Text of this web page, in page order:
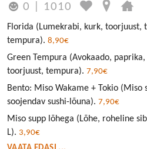
0 1010
Florida (Lumekrabi, kurk, toorjuust,
tempura). 8,90€
Green Tempura (Avokaado,
toorjuust, tempura). 7,90€
Bento: Miso Wakame + Tokio (Miso
soojendav sushi-lõuna). 7,90€
Miso supp lõhega (Lõhe, roheline
L). 3,90€